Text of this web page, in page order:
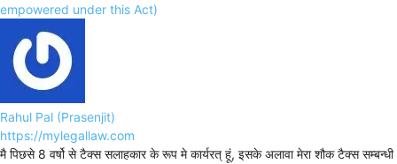
empowered under this Act)
Rahul Pal (Prasenjit)
https://mylegallaw.com
मै पिछसे 8 वर्षो से टैक्स सलाहकार के रूप मे कार्यरत् हूं, इसके अलावा मेरा शौक टैक्स सम्बन्धी